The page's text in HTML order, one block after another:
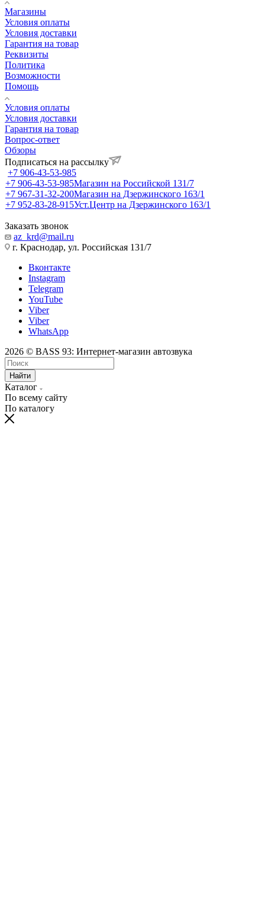
Магазины
Условия оплаты
Условия доставки
Гарантия на товар
Реквизиты
Политика
Возможности
Помощь
Условия оплаты
Условия доставки
Гарантия на товар
Вопрос-ответ
Обзоры
Подписаться на рассылку
+7 906-43-53-985
+7 906-43-53-985Магазин на Российской 131/7
+7 967-31-32-200Магазин на Дзержинского 163/1
+7 952-83-28-915Уст.Центр на Дзержинского 163/1
Заказать звонок
az_krd@mail.ru
г. Краснодар, ул. Российская 131/7
Вконтакте
Instagram
Telegram
YouTube
Viber
Viber
WhatsApp
2026 © BASS 93: Интернет-магазин автозвука
Найти
Каталог
По всему сайту
По каталогу